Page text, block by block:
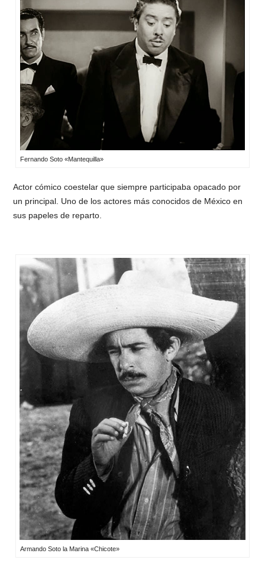
Fernando Soto «Mantequilla»
Actor cómico coestelar que siempre participaba opacado por
un principal. Uno de los actores más conocidos de México en
sus papeles de reparto.
Armando Soto la Marina «Chicote»